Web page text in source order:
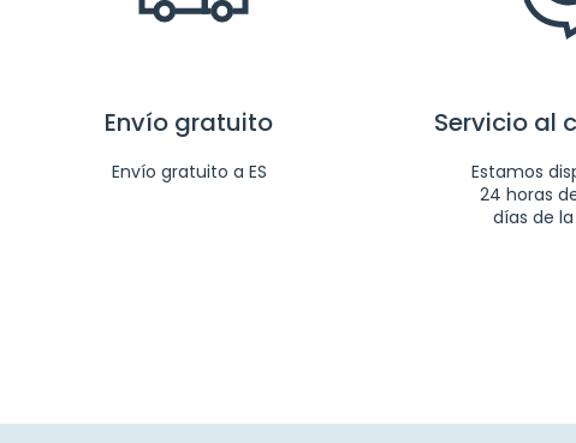
Envío gratuito
Envío gratuito a ES
Servicio al
Estamos
24 horas
días de